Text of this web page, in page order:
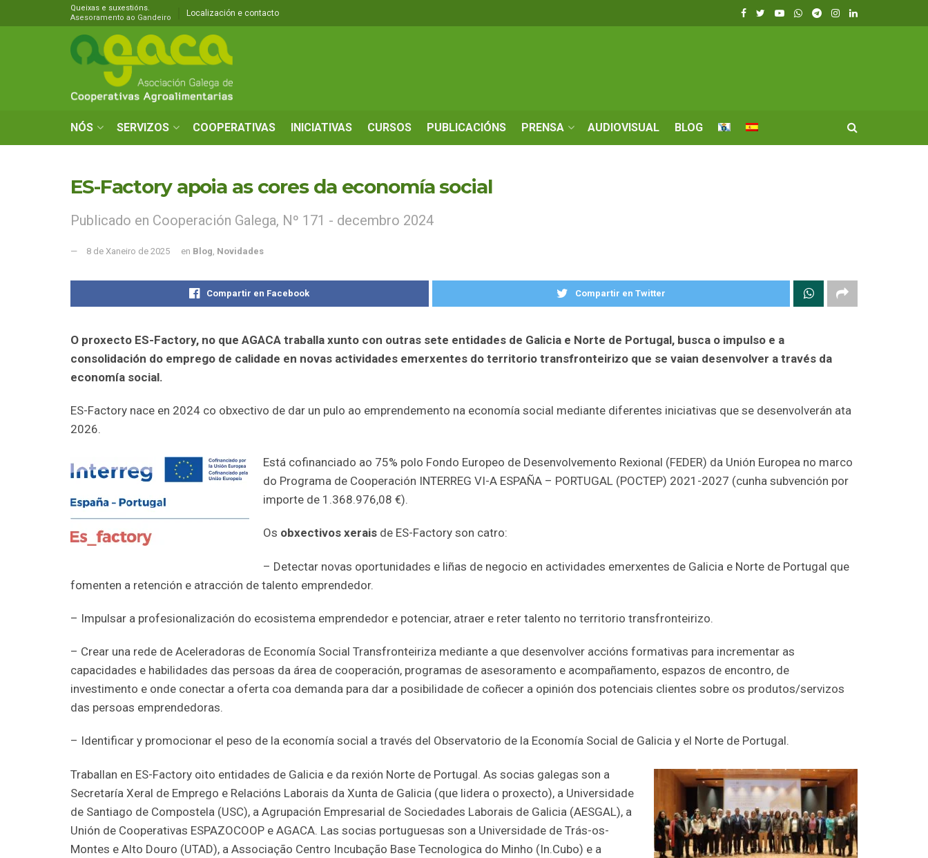
Queixas e suxestións.
Asesoramento ao Gandeiro
Localización e contacto
NÓS SERVIZOS COOPERATIVAS INICIATIVAS CURSOS PUBLICACIÓNS PRENSA AUDIOVISUAL BLOG
ES-Factory apoia as cores da economía social
Publicado en Cooperación Galega, Nº 171 - decembro 2024
8 de Xaneiro de 2025 en Blog Novidades
Compartir en Facebook Compartir en Twitter
O proxecto ES-Factory, no que AGACA traballa xunto con outras sete entidades de Galicia e Norte de Portugal, busca o impulso e a
consolidación do emprego de calidade en novas actividades emerxentes do territorio transfronteirizo que se vaian desenvolver a través da
economía social.
ES-Factory nace en 2024 co obxectivo de dar un pulo ao emprendemento na economía social mediante diferentes iniciativas que se desenvolverán ata
2026.
Está cofinanciado ao 75% polo Fondo Europeo de Desenvolvemento Rexional (FEDER) da Unión Europea no marco
do Programa de Cooperación INTERREG VI-A ESPAÑA – PORTUGAL (POCTEP) 2021-2027 (cunha subvención por
importe de 1.368.976,08 €).
Os obxectivos xerais de ES-Factory son catro:
– Detectar novas oportunidades e liñas de negocio en actividades emerxentes de Galicia e Norte de Portugal que
fomenten a retención e atracción de talento emprendedor.
– Impulsar a profesionalización do ecosistema emprendedor e potenciar, atraer e reter talento no territorio transfronteirizo.
– Crear una rede de Aceleradoras de Economía Social Transfronteiriza mediante a que desenvolver accións formativas para incrementar as
capacidades e habilidades das persoas da área de cooperación, programas de asesoramento e acompañamento, espazos de encontro, de
investimento e onde conectar a oferta coa demanda para dar a posibilidade de coñecer a opinión dos potenciais clientes sobre os produtos/servizos
das persoas emprendedoras.
– Identificar y promocionar el peso de la economía social a través del Observatorio de la Economía Social de Galicia y el Norte de Portugal.
Traballan en ES-Factory oito entidades de Galicia e da rexión Norte de Portugal. As socias galegas son a
Secretaría Xeral de Emprego e Relacións Laborais da Xunta de Galicia (que lidera o proxecto), a Universidade
de Santiago de Compostela (USC), a Agrupación Empresarial de Sociedades Laborais de Galicia (AESGAL), a
Unión de Cooperativas ESPAZOCOOP e AGACA. Las socias portuguesas son a Universidade de Trás-os-
Montes e Alto Douro (UTAD), a Associação Centro Incubação Base Tecnologica do Minho (In.Cubo) e a